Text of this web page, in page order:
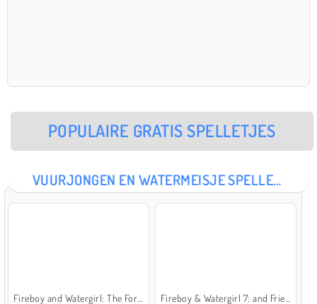
POPULAIRE GRATIS SPELLETJES
VUURJONGEN EN WATERMEISJE SPELLETJES